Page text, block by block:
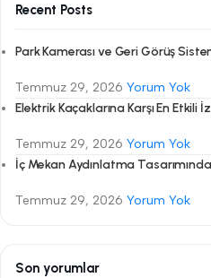
Recent Posts
Park Kamerası ve Geri Görüş
Temmuz 29, 2026 Yorum Yok
Elektrik Kaçaklarına Karşı En
Temmuz 29, 2026 Yorum Yok
İç Mekan Aydınlatma
Temmuz 29, 2026 Yorum Yok
Son yorumlar